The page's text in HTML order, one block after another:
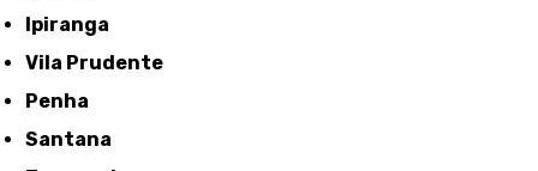
Ipiranga
Vila Prudente
Penha
Santana